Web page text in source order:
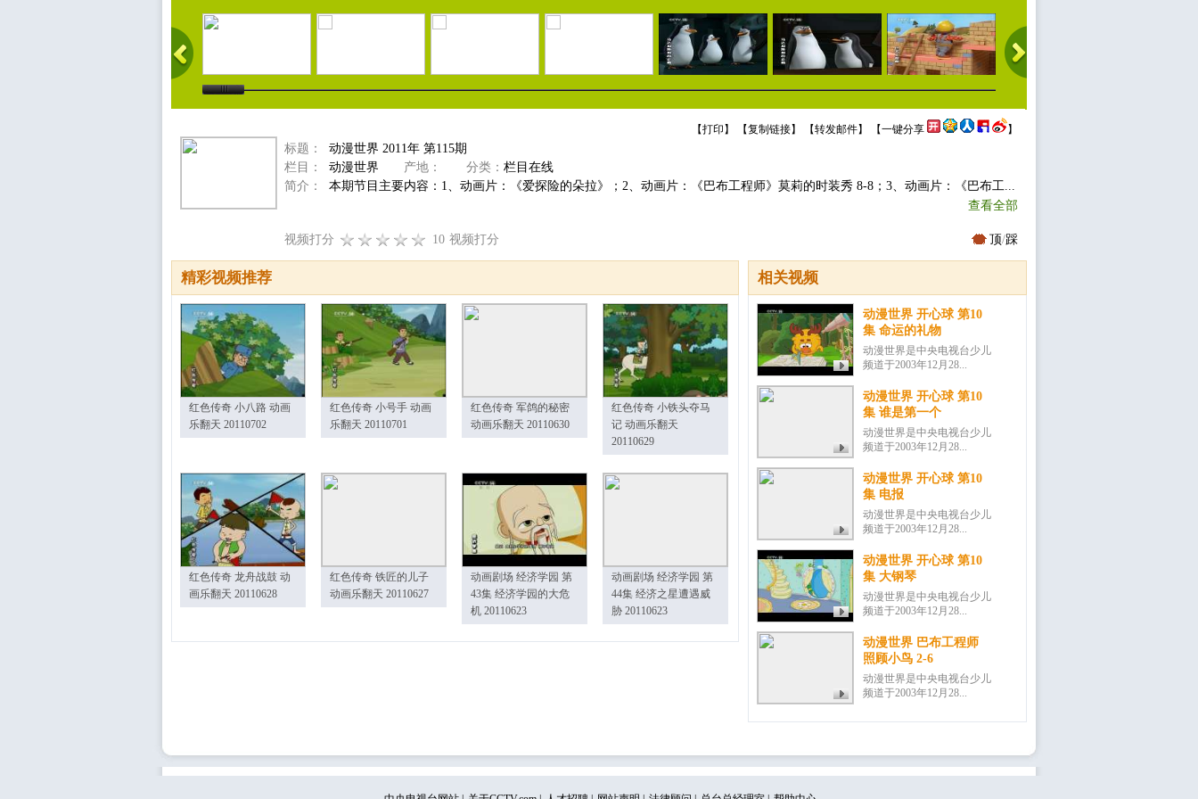
【打印 】 【复制链接】 【转发邮件】 【一键分享 】
标题：
动漫世界 2011年 第115期
栏目：
动漫世界 产地： 分类： 栏目在线
简介：
本期节目主要内容：1、动画片：《爱探险的朵拉》；2、动画片：《巴布工程师》莫莉的时装秀 8-8；3、动画片：《巴布工...
查看全部
视频打分 10 视频打分 顶/踩
相关视频
动漫世界 开心球 第10
集 命运的礼物
动漫世界是中央电视台少儿
频道于2003年12月28...
动漫世界 开心球 第10
集 谁是第一个
动漫世界是中央电视台少儿
频道于2003年12月28...
动漫世界 开心球 第10
集 电报
动漫世界是中央电视台少儿
频道于2003年12月28...
动漫世界 开心球 第10
集 大钢琴
动漫世界是中央电视台少儿
频道于2003年12月28...
动漫世界 巴布工程师
照顾小鸟 2-6
动漫世界是中央电视台少儿
频道于2003年12月28...
精彩视频推荐
红色传奇 小八路 动画
乐翻天 20110702
红色传奇 小号手 动画
乐翻天 20110701
红色传奇 军鸽的秘密
动画乐翻天 20110630
红色传奇 小铁头夺马
记 动画乐翻天
20110629
红色传奇 龙舟战鼓 动
画乐翻天 20110628
红色传奇 铁匠的儿子
动画乐翻天 20110627
动画剧场 经济学园 第
43集 经济学园的大危
机 20110623
动画剧场 经济学园 第
44集 经济之星遭遇威
胁 20110623